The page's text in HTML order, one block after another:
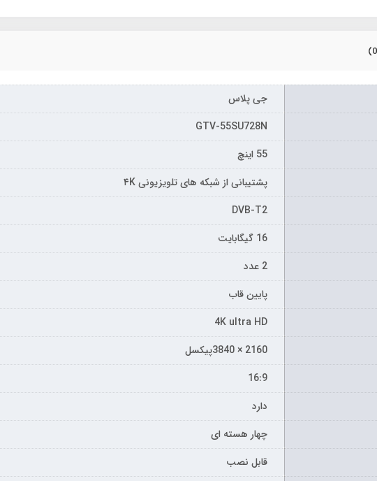
جی پلاس
GTV-55SU728N
55 اینچ
پشتیبانی از شبکه های تلویزیونی ۴K
DVB-T2
16 گیگابایت
2 عدد
پایین قاب
4K ultra HD
2160 × 3840پیکسل
16:9
دارد
چهار هسته ای
قابل نصب